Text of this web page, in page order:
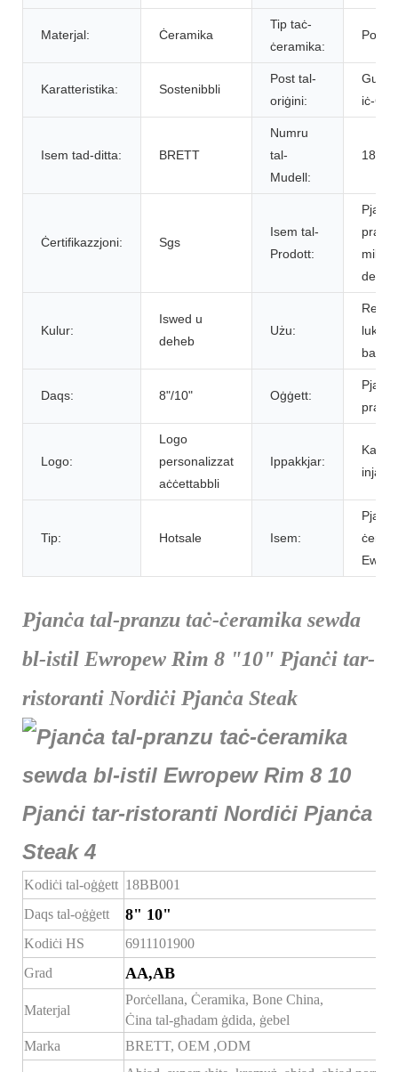
Materjal: Ċeramika
Tip taċ-
ċeramika:
Karatteristika: Sostenibbli
Post tal-
oriġini:
iċ-
Isem tad-ditta: BRETT
Numru
tal-
Mudell:
Ċertifikazzjoni: Sgs
Isem tal-
Prodott:
deheb
Kulur:
Iswed u
deheb
Użu:
Daqs: 8"/10" Oġġett:
Logo:
Logo
personalizzat
aċċettabbli
Ippakkjar:
injam
Tip: Hotsale Isem:
Pjanċa tal-pranzu taċ-ċeramika sewda
bl-istil Ewropew Rim 8 "10" Pjanċi tar-
ristoranti Nordiċi Pjanċa Steak
Kodiċi tal-oġġett 18BB001
Daqs tal-oġġett
8" 10"
Kodiċi HS
6911101900
Grad
AA,AB
Materjal
Porċellana, Ċeramika, Bone China,
Ċina tal-għadam ġdida, ġebel
Marka
BRETT, OEM ,ODM